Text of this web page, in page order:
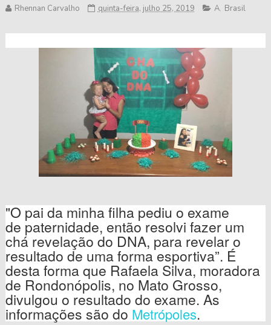
Rhennan Carvalho quinta-feira, julho 25, 2019 A, Brasil
"O pai da minha filha pediu o exame
de paternidade, então resolvi fazer um
chá revelação do DNA, para revelar o
resultado de uma forma esportiva”. É
desta forma que Rafaela Silva, moradora
de Rondonópolis, no Mato Grosso,
divulgou o resultado do exame. As
informações são do Metrópoles.